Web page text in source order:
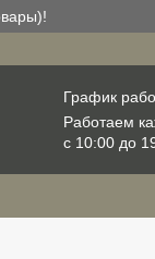
График
Работаем
с 10:00 до